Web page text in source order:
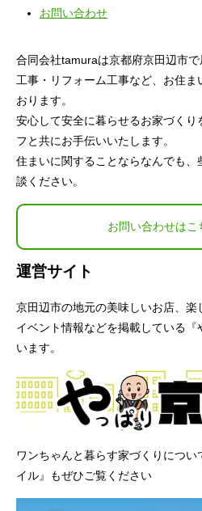
お問い合わせ
合同会社tamuraは京都府京田辺市
工事・リフォーム工事など、お住
おります。
安心して安全に暮らせるお家づくり
フと共にお手伝いいたします。
住まいに関することならなんでも
談ください。
お問い合わせはこ
運営サイト
京田辺市の地元の美味しいお店、楽
イベント情報などを掲載している
います。
ワンちゃんと暮らす家づくりにつ
イル』もぜひご覧ください